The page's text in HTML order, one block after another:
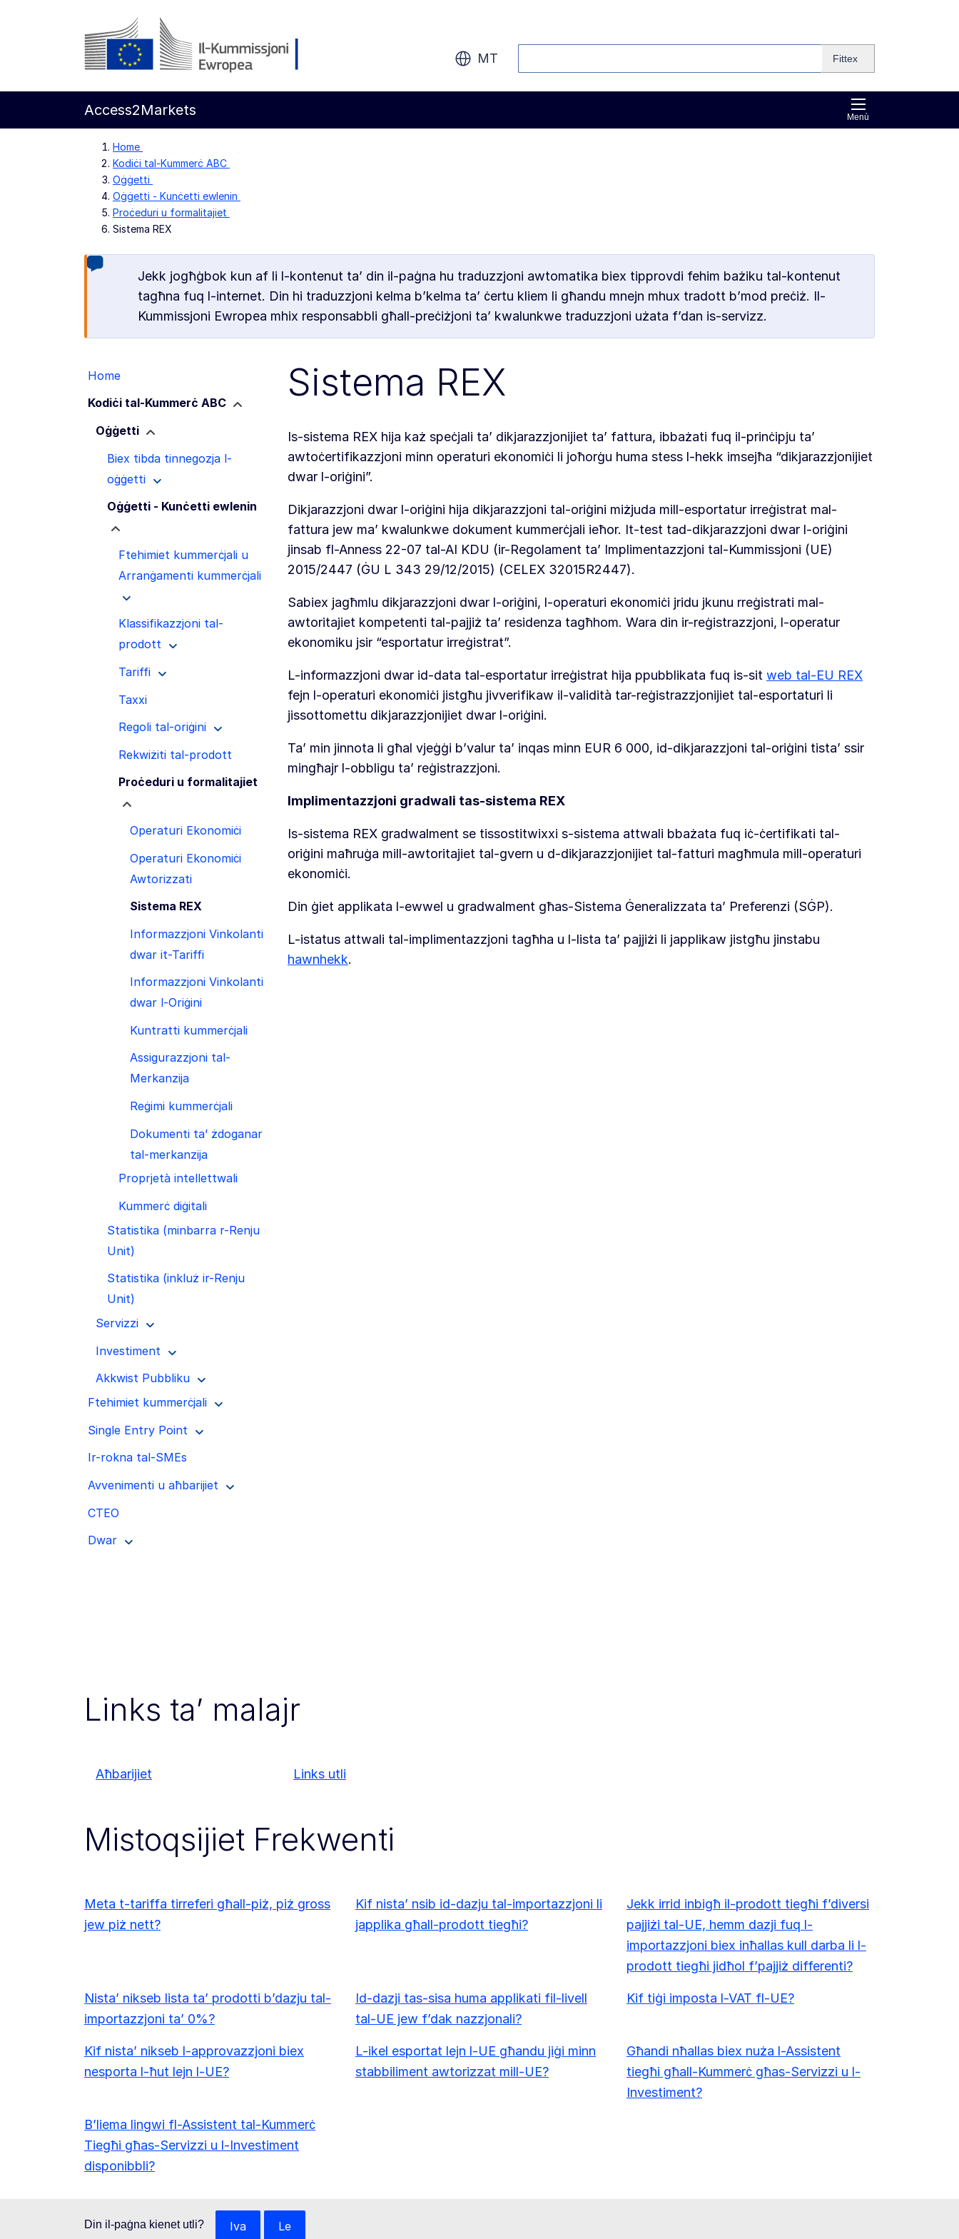
Mur għall-kontenut ewlieni
MT Fittex
Menù
Access2Markets
Home
Kodiċi tal-Kummerċ ABC
Oġġetti
Oġġetti - Kunċetti ewlenin
Proċeduri u formalitajiet
Sistema REX
Jekk jogħġbok kun af li l-kontenut ta’ din il-paġna hu traduzzjoni awtomatika biex tipprovdi fehim bażiku tal-kontenut
tagħna fuq l-internet. Din hi traduzzjoni kelma b’kelma ta’ ċertu kliem li għandu mnejn mhux tradott b’mod preċiż. Il-
Kummissjoni Ewropea mhix responsabbli għall-preċiżjoni ta’ kwalunkwe traduzzjoni użata f’dan is-servizz.
Home
Kodiċi tal-Kummerċ ABC
Oġġetti
Biex tibda tinnegozja l-
oġġetti
Oġġetti - Kunċetti ewlenin
Ftehimiet kummerċjali u
Arranġamenti kummerċjali
Klassifikazzjoni tal-
prodott
Tariffi
Taxxi
Regoli tal-oriġini
Rekwiżiti tal-prodott
Proċeduri u formalitajiet
Operaturi Ekonomiċi
Operaturi Ekonomiċi
Awtorizzati
Sistema REX
Informazzjoni Vinkolanti
dwar it-Tariffi
Informazzjoni Vinkolanti
dwar l-Oriġini
Kuntratti kummerċjali
Assigurazzjoni tal-
Merkanzija
Reġimi kummerċjali
Dokumenti ta’ żdoganar
tal-merkanzija
Proprjetà intellettwali
Kummerċ diġitali
Statistika (minbarra r-Renju
Unit)
Statistika (inkluż ir-Renju
Unit)
Servizzi
Investiment
Akkwist Pubbliku
Ftehimiet kummerċjali
Single Entry Point
Ir-rokna tal-SMEs
Avvenimenti u aħbarijiet
CTEO
Dwar
Sistema REX
Is-sistema REX hija każ speċjali ta’ dikjarazzjonijiet ta’ fattura, ibbażati fuq il-prinċipju ta’
awtoċertifikazzjoni minn operaturi ekonomiċi li joħorġu huma stess l-hekk imsejħa “dikjarazzjonijiet
dwar l-oriġini”.
Dikjarazzjoni dwar l-oriġini hija dikjarazzjoni tal-oriġini miżjuda mill-esportatur irreġistrat mal-
fattura jew ma’ kwalunkwe dokument kummerċjali ieħor. It-test tad-dikjarazzjoni dwar l-oriġini
jinsab fl-Anness 22-07 tal-AI KDU (ir-Regolament ta’ Implimentazzjoni tal-Kummissjoni (UE)
2015/2447 (ĠU L 343 29/12/2015) (CELEX 32015R2447).
Sabiex jagħmlu dikjarazzjoni dwar l-oriġini, l-operaturi ekonomiċi jridu jkunu rreġistrati mal-
awtoritajiet kompetenti tal-pajjiż ta’ residenza tagħhom. Wara din ir-reġistrazzjoni, l-operatur
ekonomiku jsir “esportatur irreġistrat”.
L-informazzjoni dwar id-data tal-esportatur irreġistrat hija ppubblikata fuq is-sit web tal-EU REX
fejn l-operaturi ekonomiċi jistgħu jivverifikaw il-validità tar-reġistrazzjonijiet tal-esportaturi li
jissottomettu dikjarazzjonijiet dwar l-oriġini.
Ta’ min jinnota li għal vjeġġi b’valur ta’ inqas minn EUR 6 000, id-dikjarazzjoni tal-oriġini tista’ ssir
mingħajr l-obbligu ta’ reġistrazzjoni.
Implimentazzjoni gradwali tas-sistema REX
Is-sistema REX gradwalment se tissostitwixxi s-sistema attwali bbażata fuq iċ-ċertifikati tal-
oriġini maħruġa mill-awtoritajiet tal-gvern u d-dikjarazzjonijiet tal-fatturi magħmula mill-operaturi
ekonomiċi.
Din ġiet applikata l-ewwel u gradwalment għas-Sistema Ġeneralizzata ta’ Preferenzi (SĠP).
L-istatus attwali tal-implimentazzjoni tagħha u l-lista ta’ pajjiżi li japplikaw jistgħu jinstabu
hawnhekk.
Links ta’ malajr
Aħbarijiet Links utli
Mistoqsijiet Frekwenti
Meta t-tariffa tirreferi għall-piż, piż gross
jew piż nett?
Kif nista’ nsib id-dazju tal-importazzjoni li
japplika għall-prodott tiegħi?
Jekk irrid inbigħ il-prodott tiegħi f’diversi
pajjiżi tal-UE, hemm dazji fuq l-
importazzjoni biex inħallas kull darba li l-
prodott tiegħi jidħol f’pajjiż differenti?
Nista’ nikseb lista ta’ prodotti b’dazju tal-
importazzjoni ta’ 0%?
Id-dazji tas-sisa huma applikati fil-livell
tal-UE jew f’dak nazzjonali?
Kif tiġi imposta l-VAT fl-UE?
Kif nista’ nikseb l-approvazzjoni biex
nesporta l-ħut lejn l-UE?
L-ikel esportat lejn l-UE għandu jiġi minn
stabbiliment awtorizzat mill-UE?
Għandi nħallas biex nuża l-Assistent
tiegħi għall-Kummerċ għas-Servizzi u l-
Investiment?
B’liema lingwi fl-Assistent tal-Kummerċ
Tiegħi għas-Servizzi u l-Investiment
disponibbli?
Din il-paġna kienet utli? Iva Le